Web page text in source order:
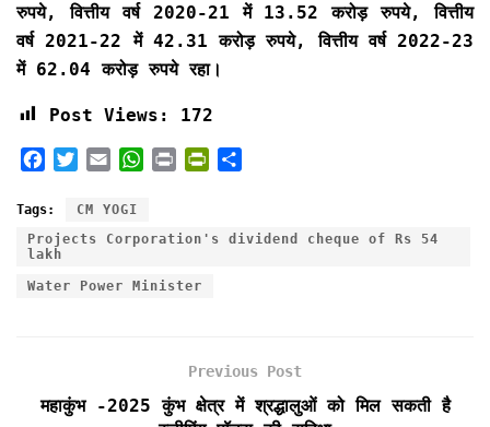
रुपये, वित्तीय वर्ष 2020-21 में 13.52 करोड़ रुपये, वित्तीय
वर्ष 2021-22 में 42.31 करोड़ रुपये, वित्तीय वर्ष 2022-23
में 62.04 करोड़ रुपये रहा।
Post Views: 172
c
b
o
i
t
e
a
i
A
n
n
d
r
Tags:
CM YOGI
Projects Corporation's dividend cheque of Rs 54
lakh
Water Power Minister
Previous Post
महाकुंभ -2025 कुंभ क्षेत्र में श्रद्धालुओं को मिल सकती है